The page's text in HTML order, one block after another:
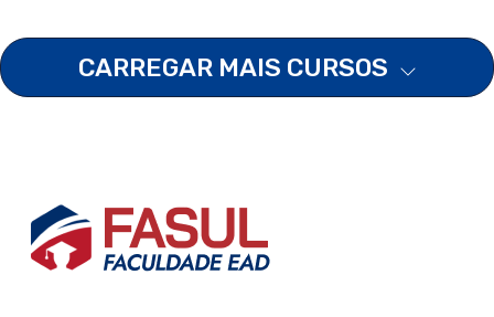
CARREGAR MAIS CURSOS